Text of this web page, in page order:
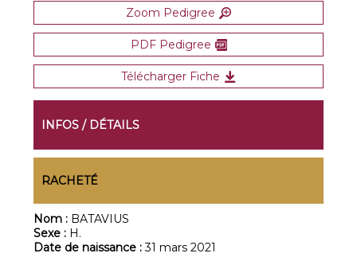
Zoom Pedigree
PDF Pedigree
Télécharger Fiche
INFOS / DÉTAILS
RACHETÉ
Nom : BATAVIUS
Sexe : H.
Date de naissance :31 mars 2021